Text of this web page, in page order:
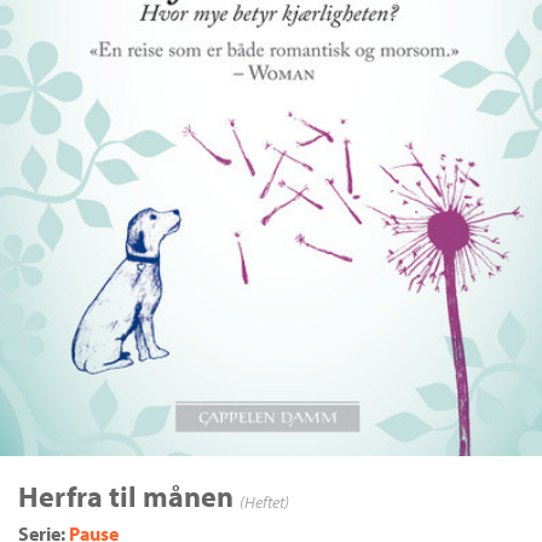
Herfra til månen (Heftet)
Serie: Pause